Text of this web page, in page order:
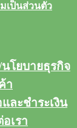
เป็นส่วนตัว
นโยบายธุรกิจ
า
ละชำระเงิน
เรา